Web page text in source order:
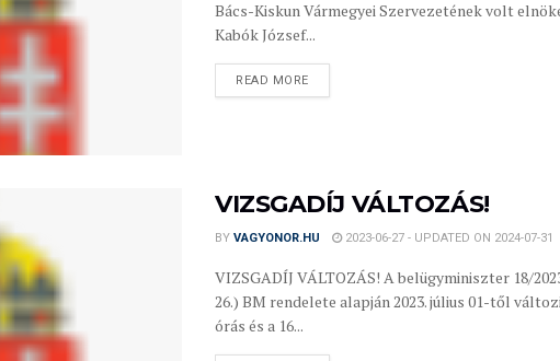
Bács-Kiskun Vármegyei Szervezetének volt
Kabók József...
READ MORE
VIZSGADÍJ VÁLTOZÁS!
BY VAGYONOR.HU 2023-06-27 - UPDATED ON 2024-07-31
VIZSGADÍJ VÁLTOZÁS! A belügyminiszter 18/
26.) BM rendelete alapján 2023. július 01-től
órás és a 16...